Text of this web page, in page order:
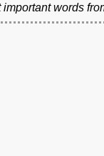
important words